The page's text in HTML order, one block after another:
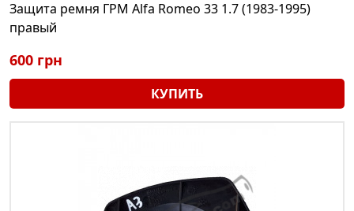
Защита ремня ГРМ Alfa Romeo 33 1.7 (1983-1995)
правый
600 грн
КУПИТЬ